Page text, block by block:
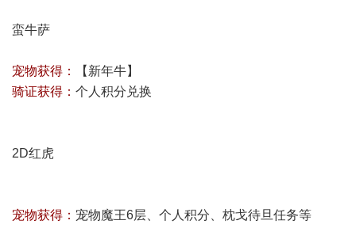
蛮牛萨
宠物获得： 【 新年牛】
骑证获得： 个人积分兑换
2D红虎
宠物获得： 宠物魔王6层、个人积分、枕戈待旦任务等